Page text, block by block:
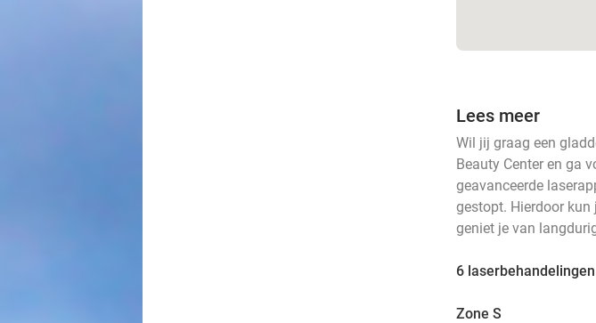
Lees meer
Wil jij graag een
Beauty Center en ga
geavanceerde
gestopt. Hierdoor kun
geniet je van
6
Zone S